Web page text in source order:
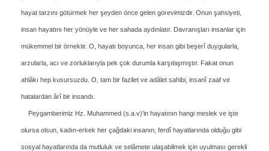
hayat tarzını götürmek her şeyden önce gelen görevimizdir. Onun şahsiyeti,
insan hayatını her yönüyle ve her sahada aydınlatır. Davranışları insanlar için
mükemmel bir örnektir. O, hayatı boyunca, her insan gibi beşerî duygularla,
arzularla, acı ve zorluklarıyla pek çok durumla karşılaşmıştır. Fakat onun
ahlâkı hep kusursuzdu. O, tam bir fazilet ve adâlet sahibi, insanî zaaf ve
hatalardan ârî bir insandı.
Peygamberimiz Hz. Muhammed (s.a.v)'in hayatının hangi meslek ve işte
olursa olsun, kadın-erkek her çağdaki insanın, ferdî hayatlarında olduğu gibi
sosyal hayatlarında da mutluluk ve selâmete ulaşabilmek için uyulması gerekli